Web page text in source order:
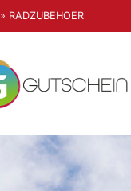
» RADZUBEHOER